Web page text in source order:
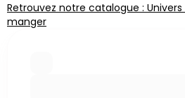
Retrouvez notre catalogue :
manger